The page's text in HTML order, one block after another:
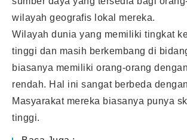
wilayah geografis lokal mereka.
Wilayah dunia yang memiliki tingkat
tinggi dan masih berkembang di
biasanya memiliki orang-orang
rendah. Hal ini sangat berbeda
Masyarakat mereka biasanya punya
tinggi.